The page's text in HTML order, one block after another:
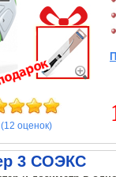
(12 оценок)
3 СОЭКС